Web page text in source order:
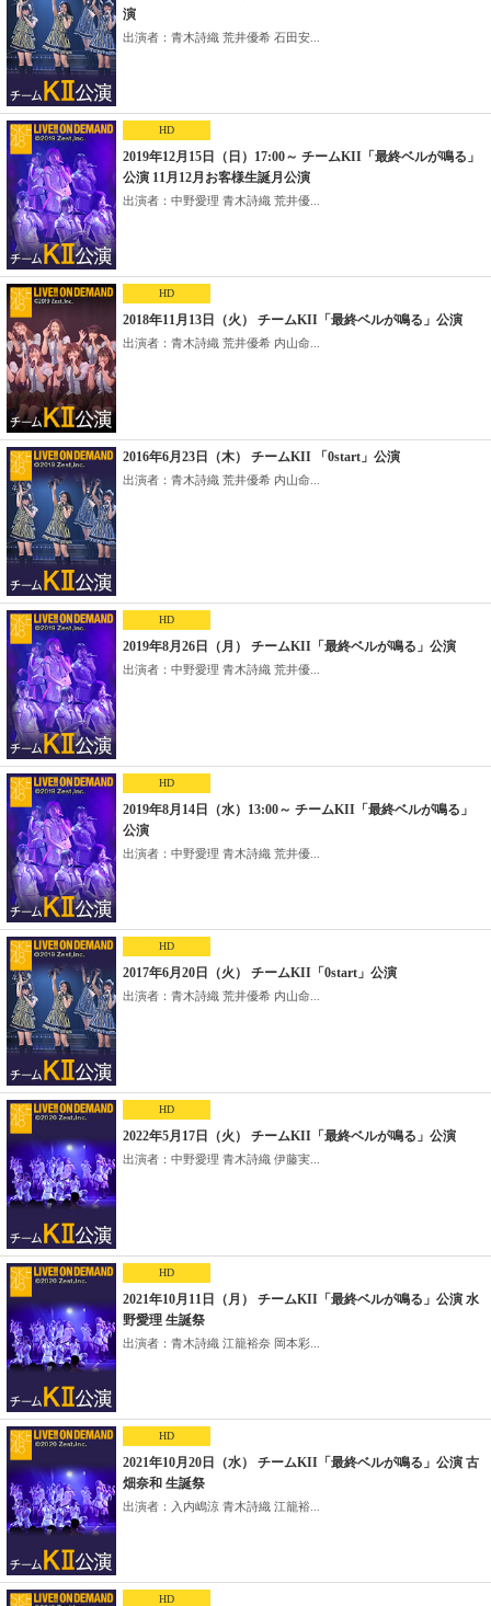
演
出演者：青木詩織 荒井優希 石田安...
HD
2019年12月15日（日）17:00～ チームKII「最終ベルが鳴る」
公演 11月12月お客様生誕月公演
出演者：中野愛理 青木詩織 荒井優...
HD
2018年11月13日（火） チームKII「最終ベルが鳴る」公演
出演者：青木詩織 荒井優希 内山命...
2016年6月23日（木） チームKII 「0start」公演
出演者：青木詩織 荒井優希 内山命...
HD
2019年8月26日（月） チームKII「最終ベルが鳴る」公演
出演者：中野愛理 青木詩織 荒井優...
HD
2019年8月14日（水）13:00～ チームKII「最終ベルが鳴る」
公演
出演者：中野愛理 青木詩織 荒井優...
HD
2017年6月20日（火） チームKII「0start」公演
出演者：青木詩織 荒井優希 内山命...
HD
2022年5月17日（火） チームKII「最終ベルが鳴る」公演
出演者：中野愛理 青木詩織 伊藤実...
HD
2021年10月11日（月） チームKII「最終ベルが鳴る」公演 水
野愛理 生誕祭
出演者：青木詩織 江籠裕奈 岡本彩...
HD
2021年10月20日（水） チームKII「最終ベルが鳴る」公演 古
畑奈和 生誕祭
出演者：入内嶋涼 青木詩織 江籠裕...
HD